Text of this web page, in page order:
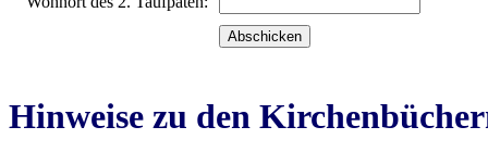
Hinweise zu den